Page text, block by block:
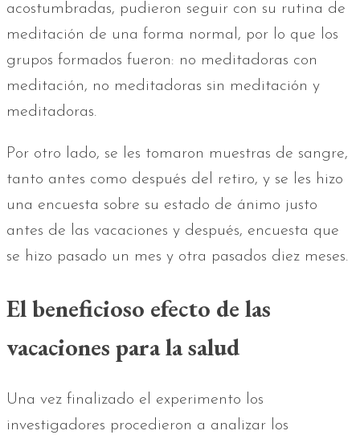
acostumbradas, pudieron seguir con su rutina de
meditación de una forma normal, por lo que los
grupos formados fueron: no meditadoras con
meditación, no meditadoras sin meditación y
meditadoras.
Por otro lado, se les tomaron muestras de sangre,
tanto antes como después del retiro, y se les hizo
una encuesta sobre su estado de ánimo justo
antes de las vacaciones y después, encuesta que
se hizo pasado un mes y otra pasados diez meses.
El beneficioso efecto de las
vacaciones para la salud
Una vez finalizado el experimento los
investigadores procedieron a analizar los